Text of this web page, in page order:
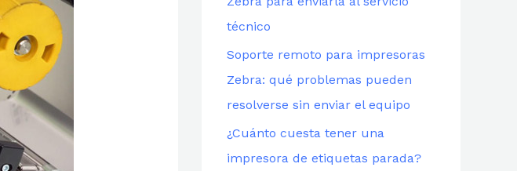
técnico
Soporte remoto para impresoras
Zebra: qué problemas pueden
resolverse sin enviar el equipo
¿Cuánto cuesta tener una
impresora de etiquetas parada?